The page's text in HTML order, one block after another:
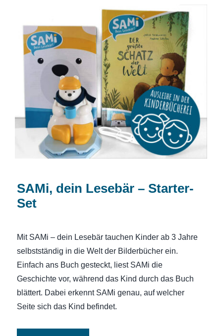
SAMi, dein Lesebär – Starter-Set
SAMi, dein Lesebär – Starter-
Set
Mit SAMi – dein Lesebär tauchen Kinder ab 3 Jahre
selbstständig in die Welt der Bilderbücher ein.
Einfach ans Buch gesteckt, liest SAMi die
Geschichte vor, während das Kind durch das Buch
blättert. Dabei erkennt SAMi genau, auf welcher
Seite sich das Kind befindet.